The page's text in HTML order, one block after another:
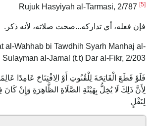
[5]
فإن فعله، أي تداركه...صحت صلاته، لأنه ذكر.
al-Wahhab bi Tawdhih Syarh Manhaj al-
al-Jamal (t.t) Dar al-Fikr, 2/203
فَلَوْ قَطَعَ الْفَاتِحَةَ لِلْقُنُوتِ أَوْ الِافْتِتَاحَ عَامِدًا
لِأَنَّ ذَلِكَ لَا يُخِلُّ بِهَيْئَةِ الصَّلَاةِ الظَّاهِرَةِ وَإِنْ
لِنَفْلٍ